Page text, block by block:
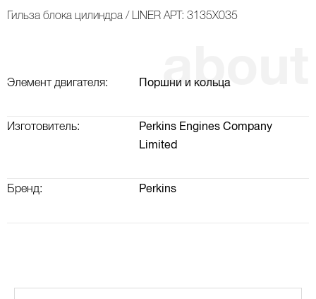
Гильза блока цилиндра / LINER АРТ: 3135X035
Элемент двигателя: Поршни и кольца
Изготовитель:
Perkins Engines Company
Limited
Бренд: Perkins